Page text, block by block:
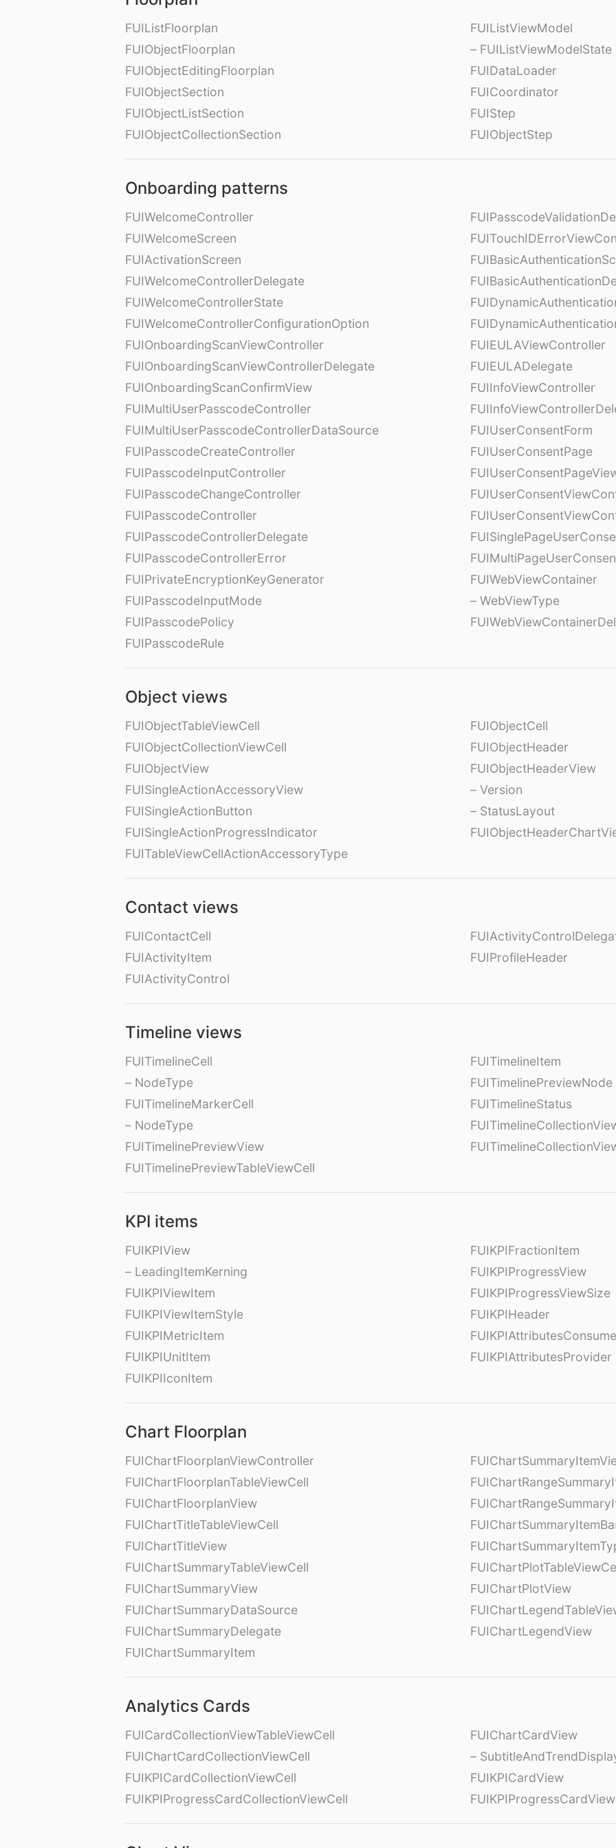
FUIListFloorplan
FUIObjectFloorplan
FUIObjectEditingFloorplan
FUIObjectSection
FUIObjectListSection
FUIObjectCollectionSection
FUIListViewModel
– FUIListViewModelState
FUIDataLoader
FUICoordinator
FUIStep
FUIObjectStep
Onboarding patterns
FUIWelcomeController
FUIWelcomeScreen
FUIActivationScreen
FUIWelcomeControllerDelegate
FUIWelcomeControllerState
FUIWelcomeControllerConfigurationOption
FUIOnboardingScanViewController
FUIOnboardingScanViewControllerDelegate
FUIOnboardingScanConfirmView
FUIMultiUserPasscodeController
FUIMultiUserPasscodeControllerDataSource
FUIPasscodeCreateController
FUIPasscodeInputController
FUIPasscodeChangeController
FUIPasscodeController
FUIPasscodeControllerDelegate
FUIPasscodeControllerError
FUIPrivateEncryptionKeyGenerator
FUIPasscodeInputMode
FUIPasscodePolicy
FUIPasscodeRule
FUIEULAViewController
FUIEULADelegate
FUIInfoViewController
FUIUserConsentForm
FUIUserConsentPage
FUIWebViewContainer
– WebViewType
Object views
FUIObjectTableViewCell
FUIObjectCollectionViewCell
FUIObjectView
FUISingleActionAccessoryView
FUISingleActionButton
FUISingleActionProgressIndicator
FUITableViewCellActionAccessoryType
FUIObjectCell
FUIObjectHeader
FUIObjectHeaderView
– Version
– StatusLayout
Contact views
FUIContactCell
FUIActivityItem
FUIActivityControl
FUIProfileHeader
Timeline views
FUITimelineCell
– NodeType
FUITimelineMarkerCell
– NodeType
FUITimelinePreviewView
FUITimelinePreviewTableViewCell
FUITimelineItem
FUITimelinePreviewNode
FUITimelineStatus
KPI items
FUIKPIView
– LeadingItemKerning
FUIKPIViewItem
FUIKPIViewItemStyle
FUIKPIMetricItem
FUIKPIUnitItem
FUIKPIIconItem
FUIKPIFractionItem
FUIKPIProgressView
FUIKPIProgressViewSize
FUIKPIHeader
FUIKPIAttributesProvider
Chart Floorplan
FUIChartFloorplanViewController
FUIChartFloorplanTableViewCell
FUIChartFloorplanView
FUIChartTitleTableViewCell
FUIChartTitleView
FUIChartSummaryTableViewCell
FUIChartSummaryView
FUIChartSummaryDataSource
FUIChartSummaryDelegate
FUIChartSummaryItem
FUIChartPlotView
FUIChartLegendView
Analytics Cards
FUICardCollectionViewTableViewCell
FUIChartCardCollectionViewCell
FUIKPICardCollectionViewCell
FUIKPIProgressCardCollectionViewCell
FUIChartCardView
–
FUIKPICardView
FUIKPIProgressCardView